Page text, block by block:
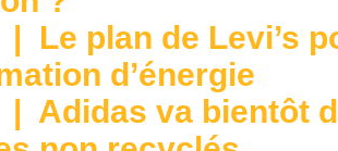
| Le plan de Levi’s
d’énergie
| Adidas va bientôt